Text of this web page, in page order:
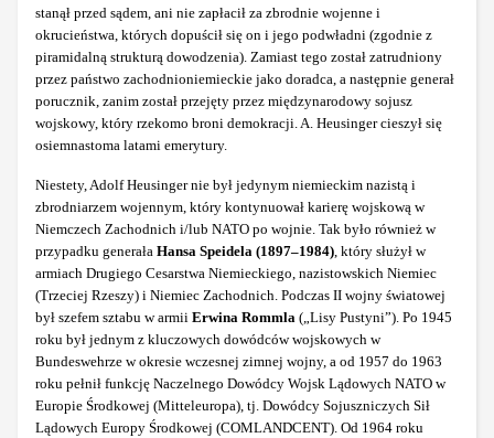
stanął przed sądem, ani nie zapłacił za zbrodnie wojenne i
okrucieństwa, których dopuścił się on i jego podwładni (zgodnie z
piramidalną strukturą dowodzenia). Zamiast tego został zatrudniony
przez państwo zachodnioniemieckie jako doradca, a następnie generał
porucznik, zanim został przejęty przez międzynarodowy sojusz
wojskowy, który rzekomo broni demokracji. A. Heusinger cieszył się
osiemnastoma latami emerytury.
Niestety, Adolf Heusinger nie był jedynym niemieckim nazistą i
zbrodniarzem wojennym, który kontynuował karierę wojskową w
Niemczech Zachodnich i/lub NATO po wojnie. Tak było również w
przypadku generała Hansa Speidela (1897‒1984) , który służył w
armiach Drugiego Cesarstwa Niemieckiego, nazistowskich Niemiec
(Trzeciej Rzeszy) i Niemiec Zachodnich. Podczas II wojny światowej
był szefem sztabu w armii Erwina Rommla („Lisy Pustyni”). Po 1945
roku był jednym z kluczowych dowódców wojskowych w
Bundeswehrze w okresie wczesnej zimnej wojny, a od 1957 do 1963
roku pełnił funkcję Naczelnego Dowódcy Wojsk Lądowych NATO w
Europie Środkowej (Mitteleuropa), tj. Dowódcy Sojuszniczych Sił
Lądowych Europy Środkowej (COMLANDCENT). Od 1964 roku